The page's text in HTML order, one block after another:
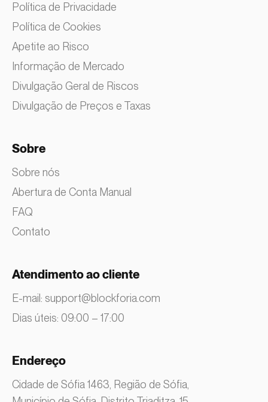
Política de Privacidade
Política de Cookies
Apetite ao Risco
Informação de Mercado
Divulgação Geral de Riscos
Divulgação de Preços e Taxas
Sobre
Sobre nós
Abertura de Conta Manual
FAQ
Contato
Atendimento ao cliente
E-mail: support@blockforia.com
Dias úteis: 09:00 – 17:00
Endereço
Cidade de Sófia 1463, Região de Sófia,